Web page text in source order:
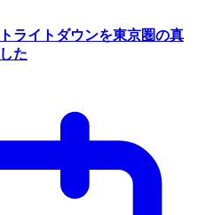
ライトダウンを東京圏の真
た